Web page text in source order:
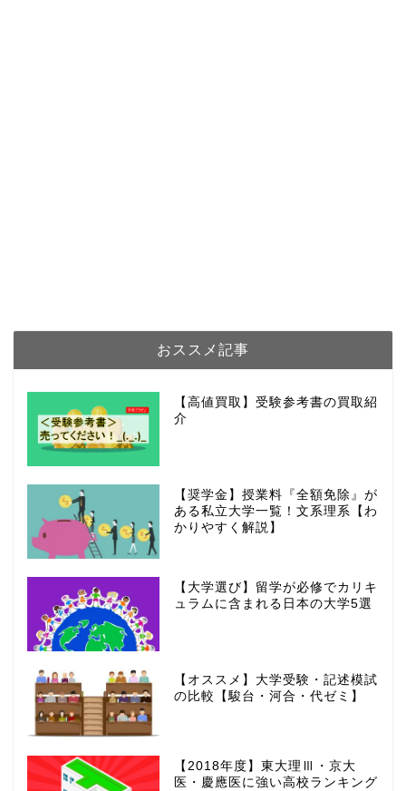
おススメ記事
【高値買取】受験参考書の買取紹
介
【奨学金】授業料『全額免除』が
ある私立大学一覧！文系理系【わ
かりやすく解説】
【大学選び】留学が必修でカリキ
ュラムに含まれる日本の大学5選
【オススメ】大学受験・記述模試
の比較【駿台・河合・代ゼミ】
【2018年度】東大理Ⅲ・京大
医・慶應医に強い高校ランキング